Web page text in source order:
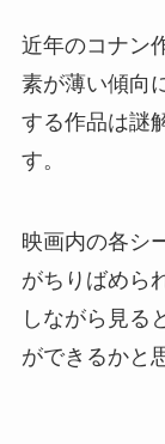
近年のコナン
素が薄い傾向
する作品は謎
す。
映画内の各シ
がちりばめら
しながら見る
ができるかと